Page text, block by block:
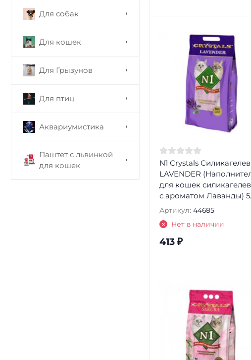
Для собак
Для кошек
Для Грызунов
Для птиц
Аквариумистика
Паштет с львинкой
для кошек
N1 Crystals
LAVENDER
для кошек
с ароматом Лаванды)
Артикул: 44685
Нет в наличии
413 ₽